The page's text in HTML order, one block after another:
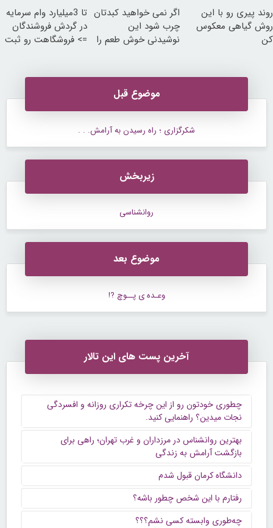
روند پیری رو با این
روش گیاهی معکوس
کن
اگر نمی خواهید کبدتان
چرب شود این
نوشیدنی خوش طعم را
تا 3میلیارد وام سرمایه
در گردش فروشندگان
=> فروشگاهت رو ثبت
موضوع قبل
شکرگزاری ؛ راه رسیدن به آرامش. . .
زیربخش
روانشناسی
موضوع بعد
وعـده ی پــوچ ?!
آخرین پست های این تالار
چطوری خودتون رو از این چرخه تکراری روزانه و افسردگی
نجات میدین؟ راهنمایی کنید.
بهترین روانشناس در مرزداران و غرب تهران؛ راهی برای
بازگشت آرامش به زندگی
دانشگاه کرمان قبول شدم
رفتارم با این شخص چطور باشه؟
چه‌طوری وابسته کسی نشم؟؟؟